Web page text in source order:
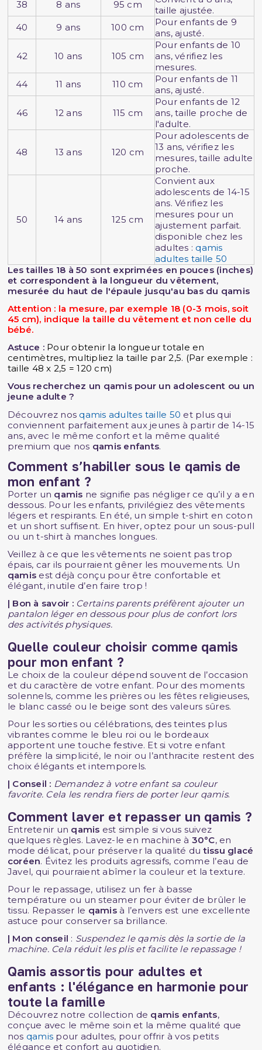
38
8 ans 95 cm
taille ajustée.
40
9 ans 100 cm
Pour enfants de 9
ans, ajusté.
42 10 ans 105 cm
Pour enfants de 10
ans, vérifiez les
mesures.
44
11 ans 110 cm
Pour enfants de 11
ans, ajusté.
46 12 ans 115 cm
Pour enfants de 12
ans, taille proche de
l'adulte.
48 13 ans 120 cm
Pour adolescents de
13 ans, vérifiez les
mesures, taille adulte
proche.
50 14 ans 125 cm
Convient aux
adolescents de 14-15
ans. Vérifiez les
mesures pour un
ajustement parfait.
disponible chez les
adultes : qamis
adultes taille 50
Les tailles 18 à 50 sont exprimées en pouces (inches)
et correspondent à la longueur du vêtement,
mesurée du haut de l'épaule jusqu'au bas du qamis
Attention : la mesure, par exemple 18 (0-3 mois, soit
45 cm), indique la taille du vêtement et non celle du
bébé.
Astuce : Pour obtenir la longueur totale en
centimètres, multipliez la taille par 2,5. (Par exemple :
taille 48 x 2,5 = 120 cm)
Vous recherchez un qamis pour un adolescent ou un
jeune adulte ?
Découvrez nos qamis adultes taille 50 et plus qui
conviennent parfaitement aux jeunes à partir de 14-15
ans, avec le même confort et la même qualité
premium que nos qamis enfants.
Comment s’habiller sous le qamis de
mon enfant ?
Porter un qamis ne signifie pas négliger ce qu’il y a en
dessous. Pour les enfants, privilégiez des vêtements
légers et respirants. En été, un simple t-shirt en coton
et un short suffisent. En hiver, optez pour un sous-pull
ou un t-shirt à manches longues.
Veillez à ce que les vêtements ne soient pas trop
épais, car ils pourraient gêner les mouvements. Un
qamis est déjà conçu pour être confortable et
élégant, inutile d’en faire trop !
| Bon à savoir : Certains parents préfèrent ajouter un
pantalon léger en dessous pour plus de confort lors
des activités physiques.
Quelle couleur choisir comme qamis
pour mon enfant ?
Le choix de la couleur dépend souvent de l’occasion
et du caractère de votre enfant. Pour des moments
solennels, comme les prières ou les fêtes religieuses,
le blanc cassé ou le beige sont des valeurs sûres.
Pour les sorties ou célébrations, des teintes plus
vibrantes comme le bleu roi ou le bordeaux
apportent une touche festive. Et si votre enfant
préfère la simplicité, le noir ou l’anthracite restent des
choix élégants et intemporels.
| Conseil : Demandez à votre enfant sa couleur
favorite. Cela les rendra fiers de porter leur qamis.
Comment laver et repasser un qamis ?
Entretenir un qamis est simple si vous suivez
quelques règles. Lavez-le en machine à 30°C, en
mode délicat, pour préserver la qualité dutissu glacé
coréen. Évitez les produits agressifs, comme l’eau de
Javel, qui pourraient abîmer la couleur et la texture.
Pour le repassage, utilisez un fer à basse
température ou un steamer pour éviter de brûler le
tissu. Repasser le qamis à l’envers est une excellente
astuce pour conserver sa brillance.
| Mon conseil : Suspendez le qamis dès la sortie de la
machine. Cela réduit les plis et facilite le repassage !
Qamis assortis pour adultes et
enfants : l'élégance en harmonie pour
toute la famille
Découvrez notre collection de qamis enfants,
conçue avec le même soin et la même qualité que
nos qamis pour adultes, pour offrir à vos petits
élégance et confort au quotidien.